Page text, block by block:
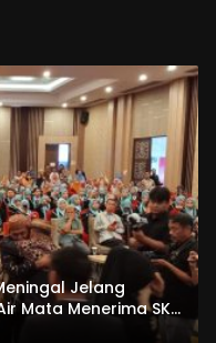
Jelang
Mata Menerima SKL